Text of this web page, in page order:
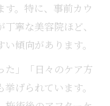
す。特に、事前カウ
寧な美容院ほど、
傾向があります。
た」「日々のケア方
げられています。